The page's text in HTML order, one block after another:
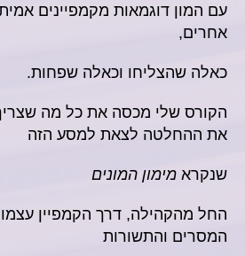
עם המון דוגמאות מקמפיינים
אחרים,
כאלה שהצליחו וכאלה שפחות.
הקורס שלי מכסה את כל מה
את ההחלטה לצאת למסע הזה
שנקרא מימון המונים
החל מהקהילה, דרך הקמפיין
המסרים והתשורות